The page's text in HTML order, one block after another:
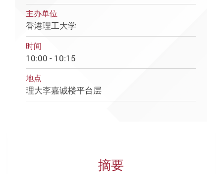
主办单位
香港理工大学
时间
10:00 - 10:15
地点
理大李嘉诚楼平台层
摘要